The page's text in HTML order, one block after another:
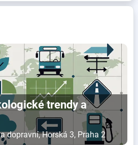
trendy a
dopravní, Horská 3, Praha 2